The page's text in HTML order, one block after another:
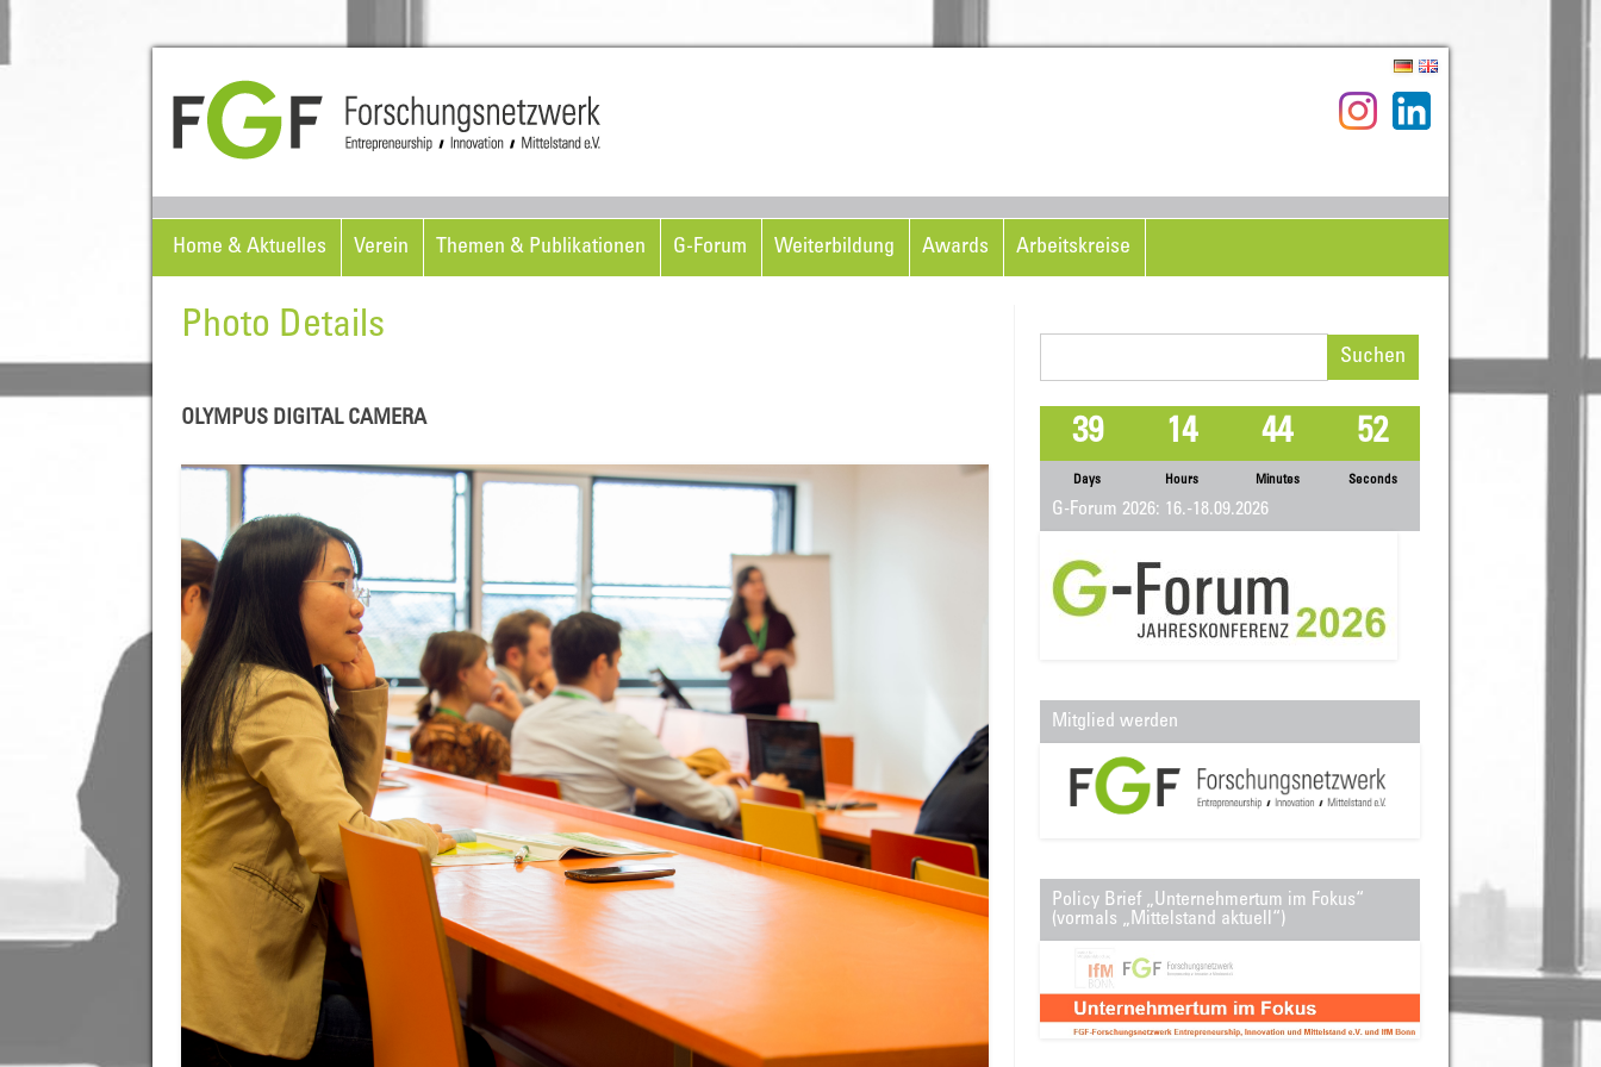
Home & Aktuelles Verein Themen & Publikationen G-Forum Weiterbildung Awards Arbeitskreise
Photo Details
OLYMPUS DIGITAL CAMERA 39
Days
14
Hours
44
Minutes
51
Seconds
G-Forum 2026: 16.-18.09.2026
Mitglied werden
Policy Brief „Unternehmertum im Fokus“
(vormals „Mittelstand aktuell“)